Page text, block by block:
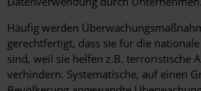
Häufig werden
gerechtfertigt, dass sie für die
sind, weil sie helfen z.B. terroristische
verhindern. Systematische, auf einen